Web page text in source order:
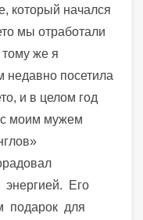
который начался
мы отработали
тому же я
посетила
и в целом год
моим мужем
энергией.
Его
подарок для